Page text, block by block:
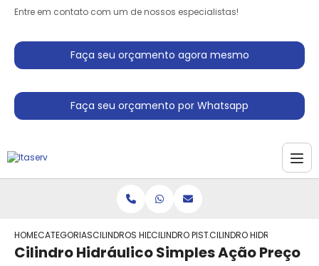
Entre em contato com um de nossos especialistas!
Faça seu orçamento agora mesmo
Faça seu orçamento por Whatsapp
HOMECATEGORIASCILINDROS HIDRAULICOCILINDRO PISTAO HIDRAULICO
CILINDRO HIDRAULICO
Cilindro Hidráulico Simples Ação Preço